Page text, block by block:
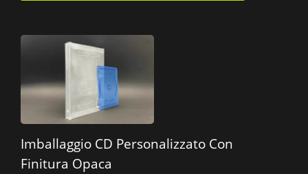
Imballaggio CD Personalizzato Con
Finitura Opaca